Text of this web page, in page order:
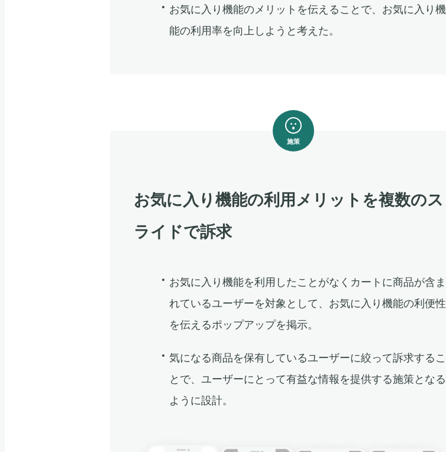
お気に入り機能のメリットを伝えることで、お気に入り機
能の利用率を向上しようと考えた。
施策
お気に入り機能の利用メリットを複数のス
ライドで訴求
お気に入り機能を利用したことがなくカートに商品が含ま
れているユーザーを対象として、お気に入り機能の利便性
を伝えるポップアップを掲示。
気になる商品を保有しているユーザーに絞って訴求するこ
とで、ユーザーにとって有益な情報を提供する施策となる
ように設計。